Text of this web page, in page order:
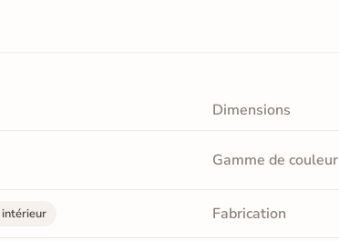
Dimensions
Gamme de couleur
intérieur Fabrication